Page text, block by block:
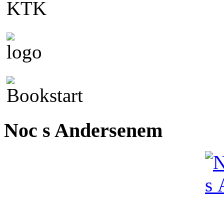
Noc s Andersenem